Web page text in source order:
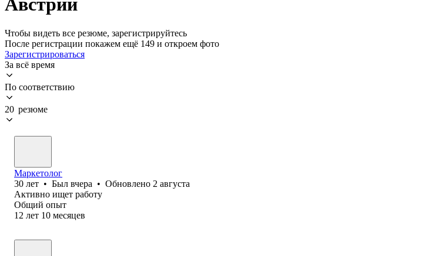
Австрии
Чтобы видеть все резюме, зарегистрируйтесь
После регистрации покажем ещё 149 и откроем фото
Зарегистрироваться
За всё время
По соответствию
20 резюме
Маркетолог
30 лет • Был вчера • Обновлено 2 августа
Активно ищет работу
Общий опыт
12 лет 10 месяцев